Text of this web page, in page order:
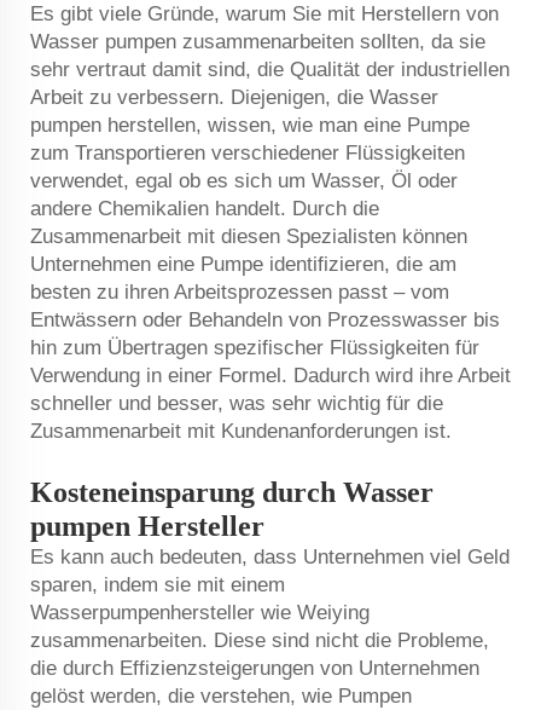
Es gibt viele Gründe, warum Sie mit Herstellern von
Wasser pumpen zusammenarbeiten sollten, da sie
sehr vertraut damit sind, die Qualität der industriellen
Arbeit zu verbessern. Diejenigen, die Wasser
pumpen herstellen, wissen, wie man eine Pumpe
zum Transportieren verschiedener Flüssigkeiten
verwendet, egal ob es sich um Wasser, Öl oder
andere Chemikalien handelt. Durch die
Zusammenarbeit mit diesen Spezialisten können
Unternehmen eine Pumpe identifizieren, die am
besten zu ihren Arbeitsprozessen passt – vom
Entwässern oder Behandeln von Prozesswasser bis
hin zum Übertragen spezifischer Flüssigkeiten für
Verwendung in einer Formel. Dadurch wird ihre Arbeit
schneller und besser, was sehr wichtig für die
Zusammenarbeit mit Kundenanforderungen ist.
Kosteneinsparung durch Wasser
pumpen Hersteller
Es kann auch bedeuten, dass Unternehmen viel Geld
sparen, indem sie mit einem
Wasserpumpenhersteller wie Weiying
zusammenarbeiten. Diese sind nicht die Probleme,
die durch Effizienzsteigerungen von Unternehmen
gelöst werden, die verstehen, wie Pumpen